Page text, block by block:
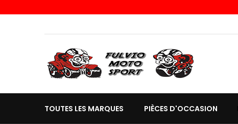
TOUTES LES MARQUES PIÈCES D'OCCASION